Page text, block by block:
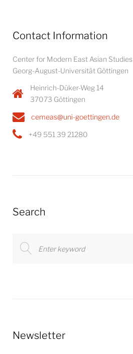
Contact Information
Center for Modern East Asian Studies
Georg-August-Universität Göttingen
Heinrich-Düker-Weg 14
37073 Göttingen
cemeas@uni-goettingen.de
+49 551 39 21280
Search
for:
Newsletter